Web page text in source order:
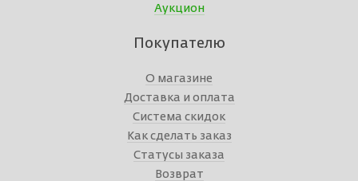
Аукцион
Покупателю
О магазине
Доставка и оплата
Система скидок
Как сделать заказ
Статусы заказа
Возврат